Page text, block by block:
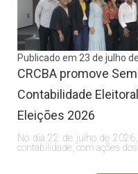
Publicado em 23 de julho
CRCBA promove
Contabilidade
Eleições 2026
No dia 22 de julho de
contabilidade, com ações dos